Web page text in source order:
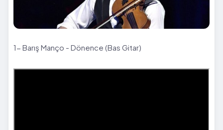
1- Barış Manço - Dönence (Bas Gitar)